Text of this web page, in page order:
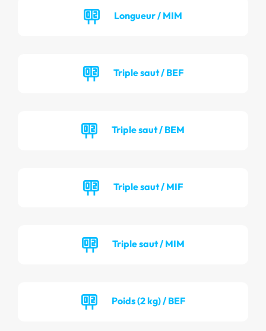
Longueur / MIM
Triple saut / BEF
Triple saut / BEM
Triple saut / MIF
Triple saut / MIM
Poids (2 kg) / BEF